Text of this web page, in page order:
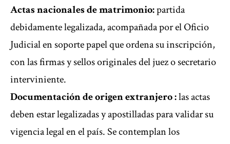
Actas nacionales de matrimonio:partida
debidamente legalizada, acompañada por el Oficio
Judicial en soporte papel que ordena su inscripción,
con las firmas y sellos originales del juez o secretario
interviniente.
Documentación de origen extranjero :las actas
deben estar legalizadas y apostilladas para validar su
vigencia legal en el país. Se contemplan los